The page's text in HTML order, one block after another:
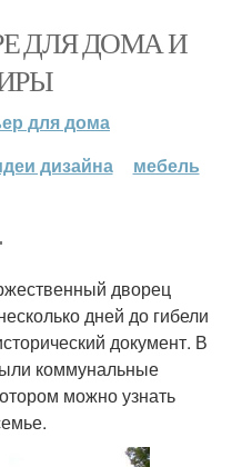
ДЛЯ ДОМА И
для дома
дизайна мебель
дворец
дней до гибели
документ. В
коммунальные
можно узнать